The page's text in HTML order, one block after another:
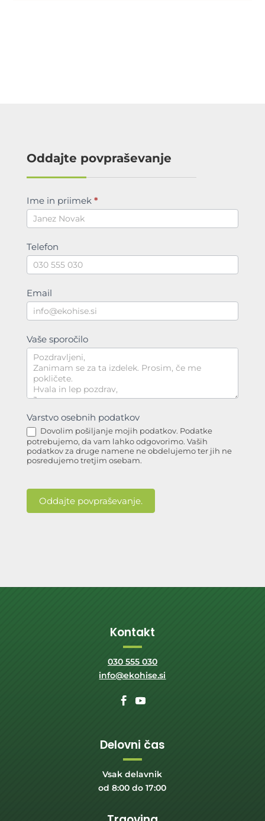
Oddajte povpraševanje
povprasevanje
Ime in priimek *
Telefon
Email
Vaše sporočilo
Varstvo osebnih podatkov
Dovolim pošiljanje mojih podatkov. Podatke
potrebujemo, da vam lahko odgovorimo. Vaših
podatkov za druge namene ne obdelujemo ter jih ne
posredujemo tretjim osebam.
Oddajte povpraševanje.
Kontakt
030 555 030
info@ekohise.si
Delovni čas
Vsak delavnik
od 8:00 do 17:00